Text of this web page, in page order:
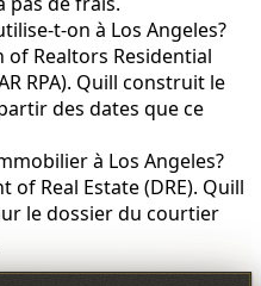
t-on à Los Angeles?
of Realtors Residential
RPA). Quill construit le
des dates que ce
à Los Angeles?
Real Estate (DRE). Quill
le dossier du courtier